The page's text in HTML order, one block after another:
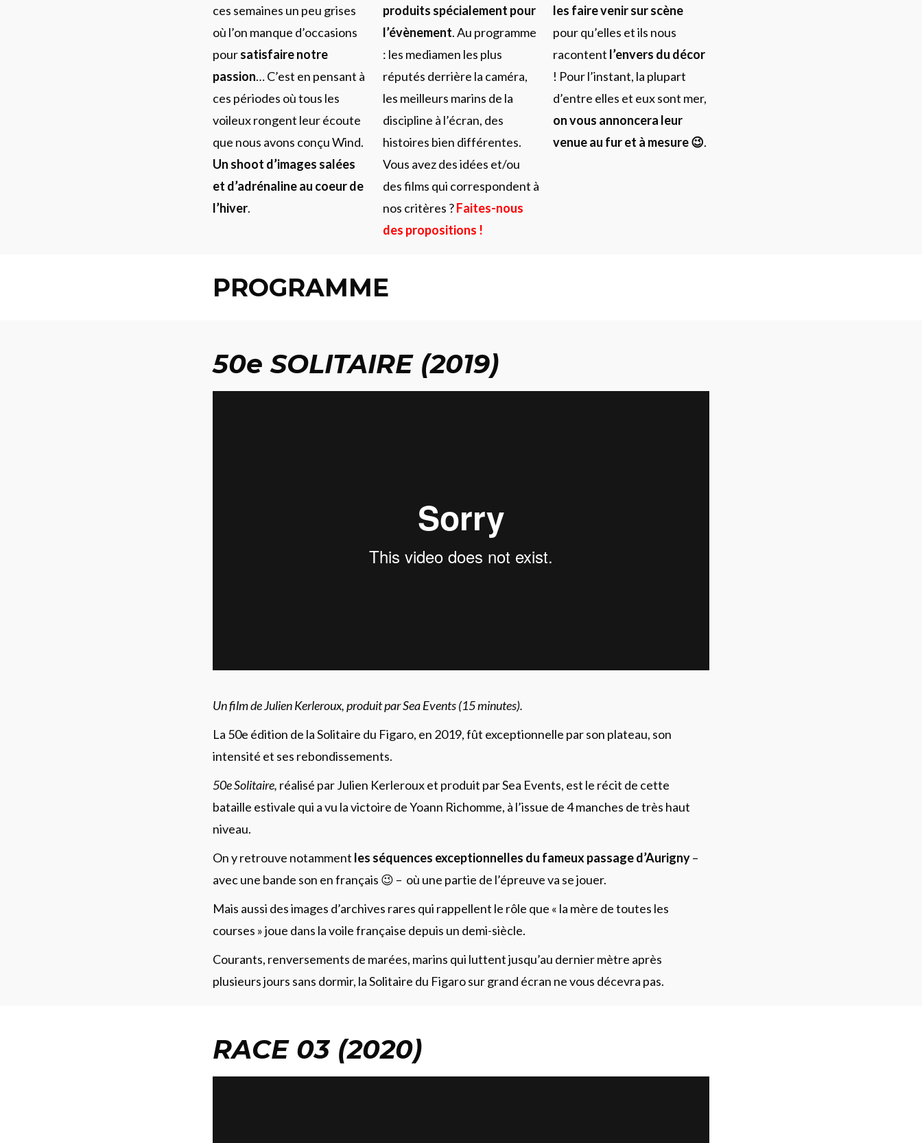
ces semaines un peu grises
où l’on manque d’occasions
poursatisfaire notre
passion… C’est en pensant à
ces périodes où tous les
voileux rongent leur écoute
que nous avons conçu Wind.
Un shoot d’images salées
et d’adrénaline au coeur de
l’hiver.
produits spécialement pour
l’évènement. Au programme
: les mediamen les plus
réputés derrière la caméra,
les meilleurs marins de la
discipline à l’écran, des
histoires bien différentes.
Vous avez des idées et/ou
des films qui correspondent à
nos critères ?Faites-nous
des propositions !
les faire venir sur scène
pour qu’elles et ils nous
racontent l’envers du décor
! Pour l’instant, la plupart
d’entre elles et eux sont mer,
on vous annoncera leur
venue au fur et à mesure 😉.
PROGRAMME
50e SOLITAIRE (2019)
Un film de Julien Kerleroux, produit par Sea Events (15 minutes).
La 50e édition de la Solitaire du Figaro, en 2019, fût exceptionnelle par son plateau, son
intensité et ses rebondissements.
50e Solitaire, réalisé par Julien Kerleroux et produit par Sea Events, est le récit de cette
bataille estivale qui a vu la victoire de Yoann Richomme, à l’issue de 4 manches de très haut
niveau.
On y retrouve notamment les séquences exceptionnelles du fameux passage d’Aurigny–
avec une bande son en français 😉 – où une partie de l’épreuve va se jouer.
Mais aussi des images d’archives rares qui rappellent le rôle que « la mère de toutes les
courses » joue dans la voile française depuis un demi-siècle.
Courants, renversements de marées, marins qui luttent jusqu’au dernier mètre après
plusieurs jours sans dormir, la Solitaire du Figaro sur grand écran ne vous décevra pas.
RACE 03 (2020)